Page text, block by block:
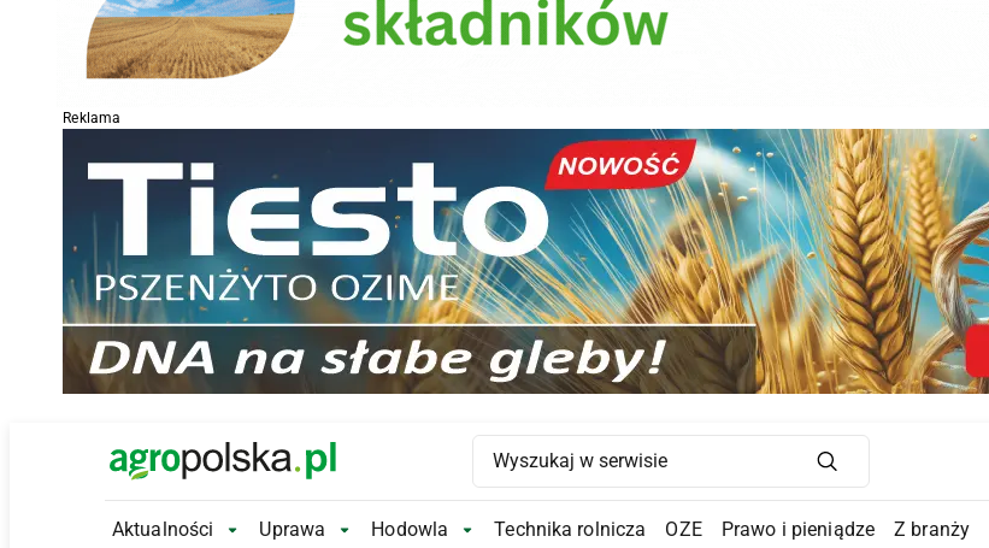
Reklama
Main Logo
Main Navigation
Aktualności Aktualności Submenu
Uprawa Uprawa Submenu
Hodowla Hodowla Submenu
Technika rolnicza OZE Prawo i pieniądze Z branży